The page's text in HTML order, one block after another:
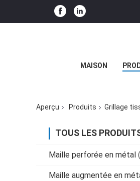
MAISON
Aperçu Produits Grillage
TOUS LES
Maille perforée en métal
Maille augmentée en